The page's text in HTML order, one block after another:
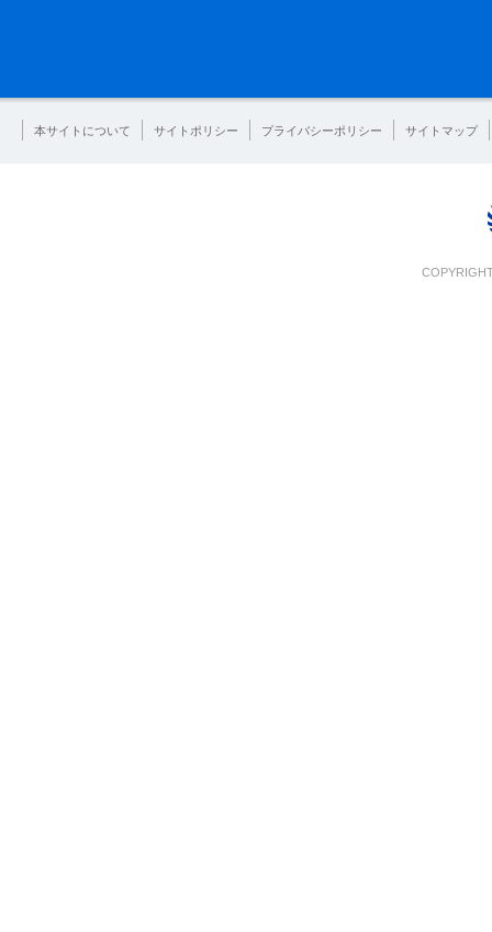
本サイトについて サイトポリシー プライバシーポリシー サイトマップ